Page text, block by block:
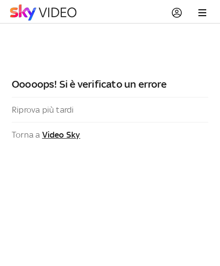
Ooooops! Si è verificato un errore
Riprova più tardi
Torna a Video Sky